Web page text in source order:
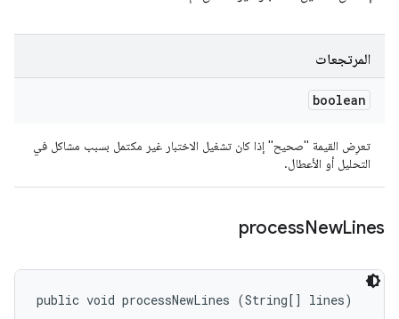
المرتجعات
boolean
تعرِض القيمة "صحيح" إذا كان تشغيل الاختبار غير مكتمل بسبب مشاكل في
التحليل أو الأعطال.
processNewLines
public void processNewLines (String[] lines)